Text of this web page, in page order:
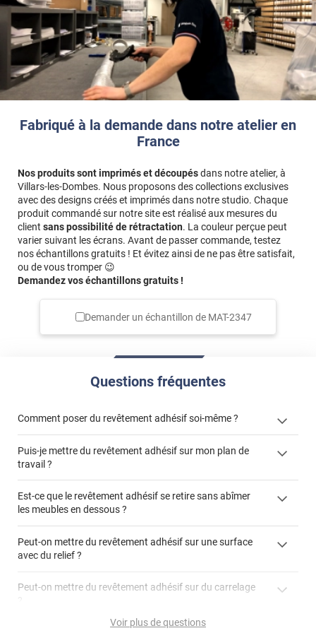
Fabriqué à la demande dans notre atelier en
France
Nos produits sont imprimés et découpésdans notre atelier, à
Villars-les-Dombes. Nous proposons des collections exclusives
avec des designs créés et imprimés dans notre studio. Chaque
produit commandé sur notre site est réalisé aux mesures du
client sans possibilité de rétractation. La couleur perçue peut
varier suivant les écrans. Avant de passer commande, testez
nos échantillons gratuits ! Et évitez ainsi de ne pas être satisfait,
ou de vous tromper 😉
Demandez vos échantillons gratuits !
Demander un échantillon de MAT-2347
Questions fréquentes
Comment poser du revêtement adhésif soi-même ?
« Comment poser un revêtement adhésif ? »
Puis-je mettre du revêtement adhésif sur mon plan de
travail ?
revêtement adhésif sur un plan de travail de cuisine ?"
Est-ce que le revêtement adhésif se retire sans abîmer
les meubles en dessous ?
Utiliser une solution de dépose pour annuler l'action de la
Peut-on mettre du revêtement adhésif sur une surface
avec du relief ?
Peut-on mettre du revêtement adhésif sur du carrelage
Voir plus de questions
Le revêtement adhésif décoratif bordeaux mat est la solution
idéale pour :
• Moderniser un meuble fatigué,
• Donner du style à une crédence,
• Personnaliser un espace de travail,
• Créer une décoration élégante à petit prix.
Facile à poser, résistant et raffiné, il séduit aussi bien les
MAT2347.